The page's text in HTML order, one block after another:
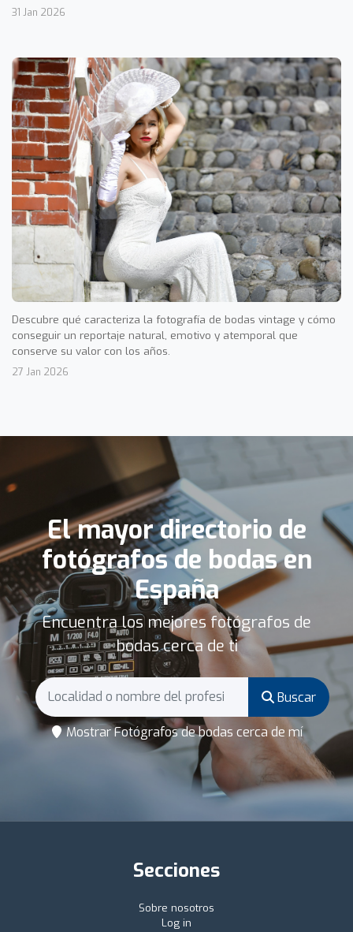
31 Jan 2026
Descubre qué caracteriza la fotografía de bodas vintage y cómo
conseguir un reportaje natural, emotivo y atemporal que
conserve su valor con los años.
27 Jan 2026
El mayor directorio de
fotógrafos de bodas en
España
Encuentra los mejores fotógrafos de
bodas cerca de ti
Buscar
Mostrar Fotógrafos de bodas cerca de mí
Secciones
Sobre nosotros
Log in